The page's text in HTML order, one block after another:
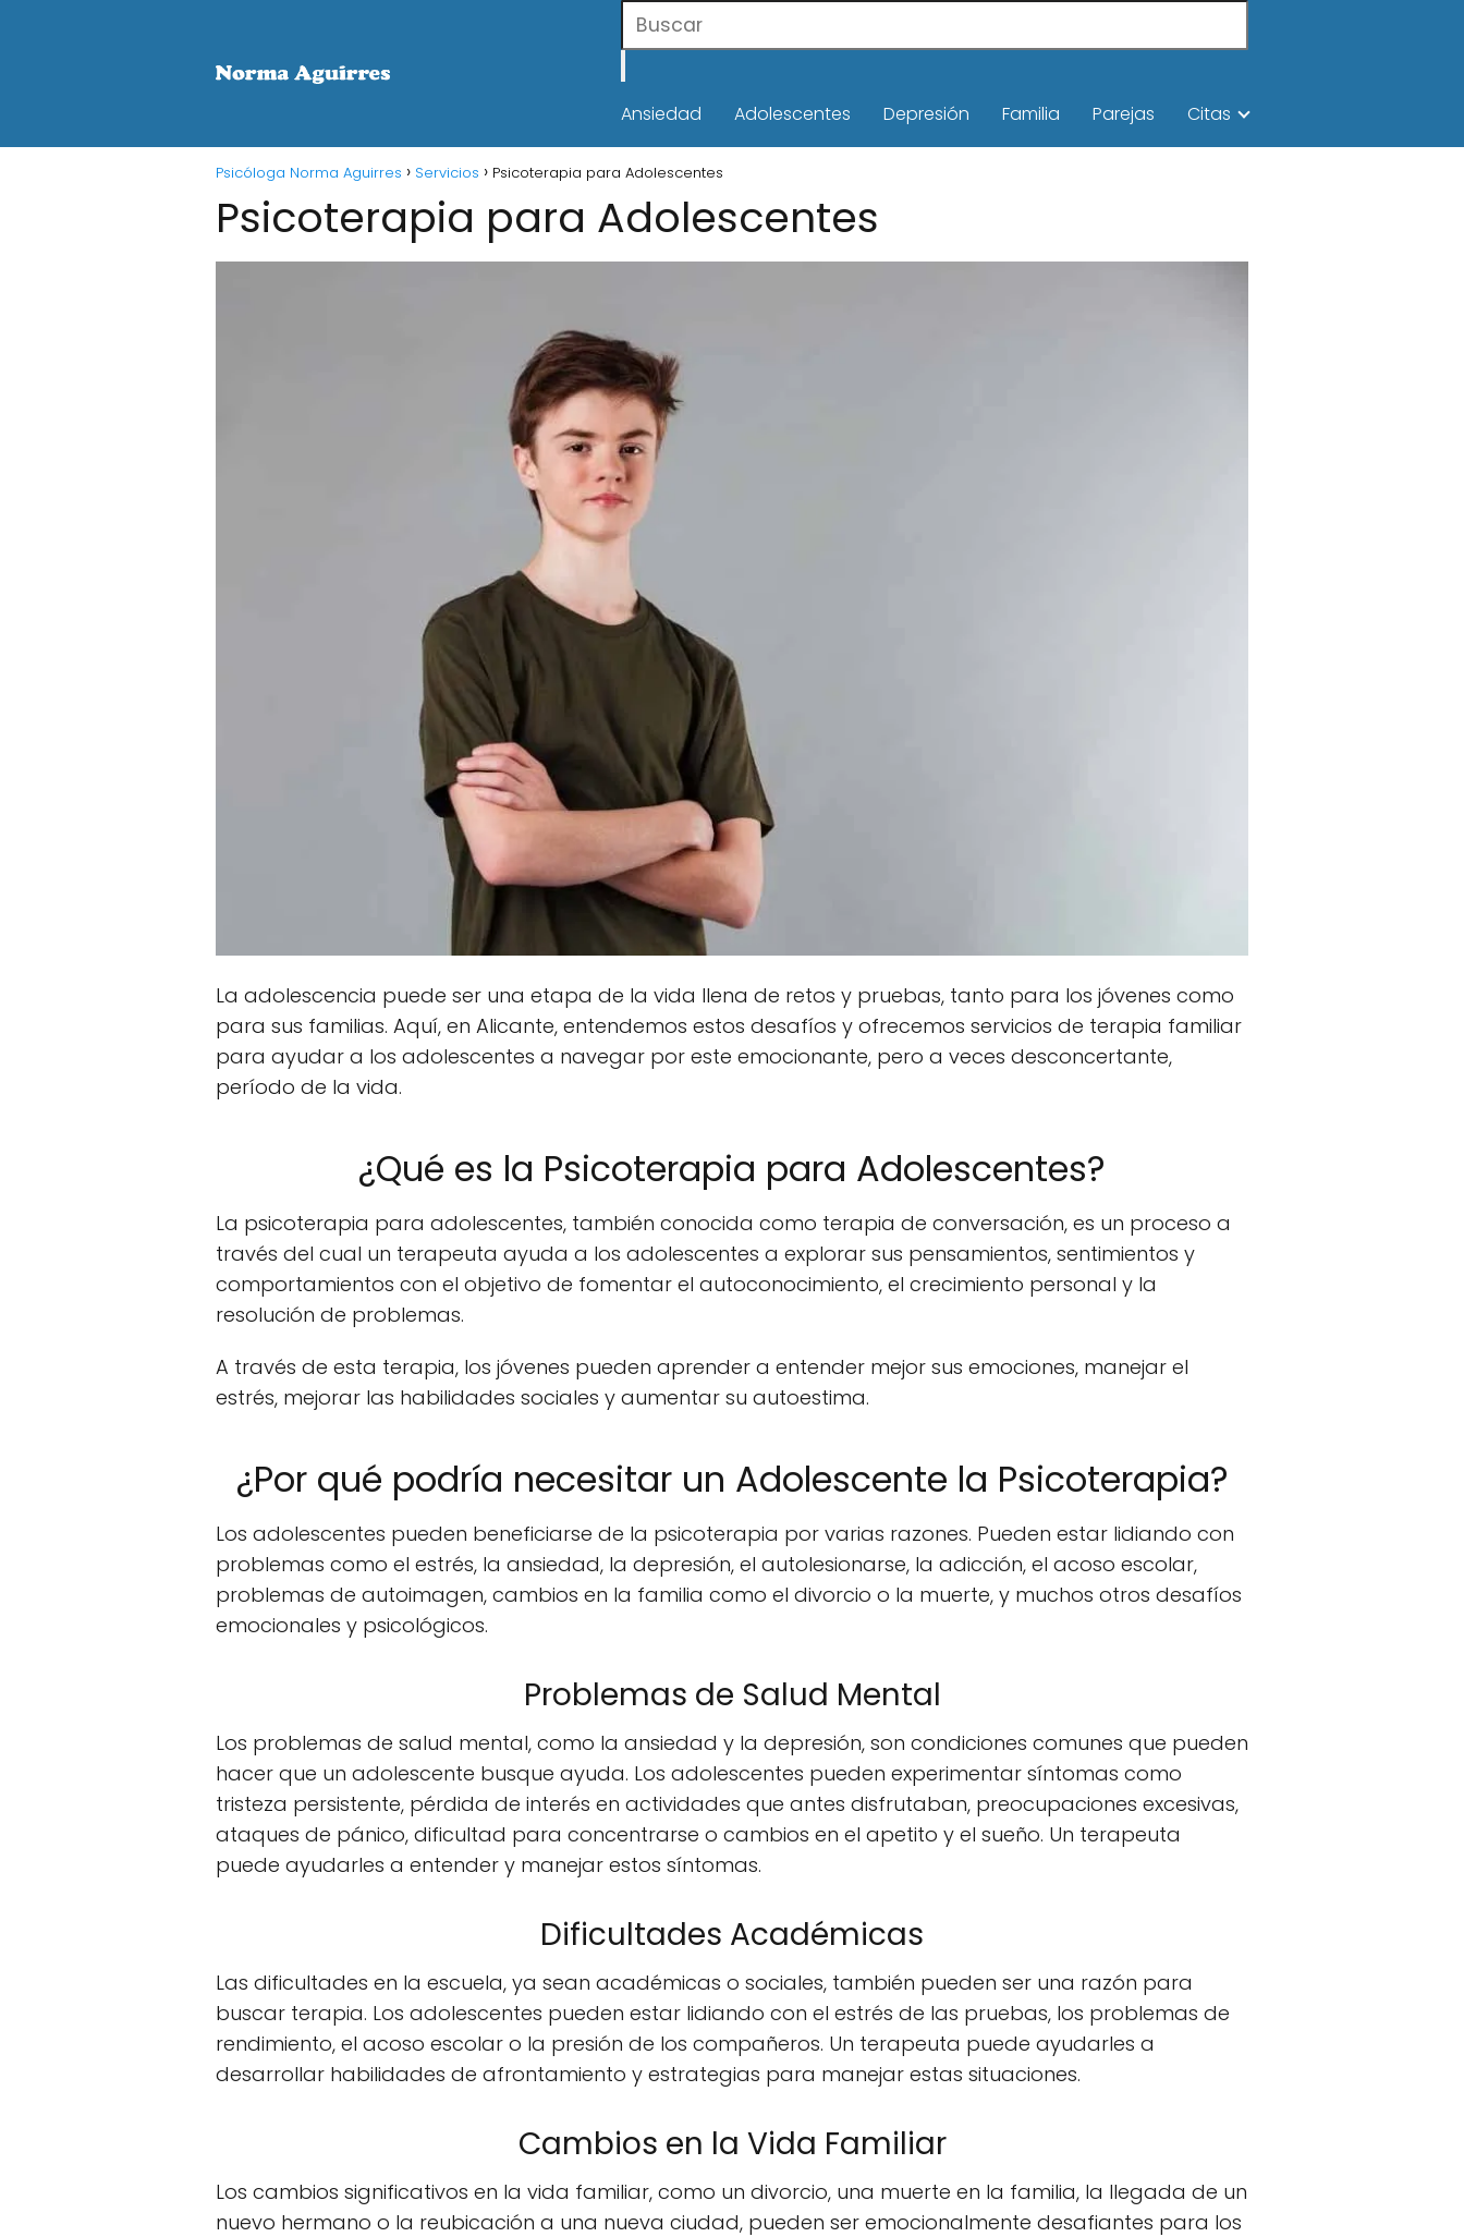
Ansiedad Adolescentes Depresión Familia Parejas Citas
Psicóloga Norma Aguirres Servicios Psicoterapia para Adolescentes
Psicoterapia para Adolescentes
La adolescencia puede ser una etapa de la vida llena de retos y pruebas, tanto para los jóvenes como
para sus familias. Aquí, en Alicante, entendemos estos desafíos y ofrecemos servicios de terapia familiar
para ayudar a los adolescentes a navegar por este emocionante, pero a veces desconcertante,
período de la vida.
¿Qué es la Psicoterapia para Adolescentes?
La psicoterapia para adolescentes, también conocida como terapia de conversación, es un proceso a
través del cual un terapeuta ayuda a los adolescentes a explorar sus pensamientos, sentimientos y
comportamientos con el objetivo de fomentar el autoconocimiento, el crecimiento personal y la
resolución de problemas.
A través de esta terapia, los jóvenes pueden aprender a entender mejor sus emociones, manejar el
estrés, mejorar las habilidades sociales y aumentar su autoestima.
¿Por qué podría necesitar un Adolescente la Psicoterapia?
Los adolescentes pueden beneficiarse de la psicoterapia por varias razones. Pueden estar lidiando con
problemas como el estrés, la ansiedad, la depresión, el autolesionarse, la adicción, el acoso escolar,
problemas de autoimagen, cambios en la familia como el divorcio o la muerte, y muchos otros desafíos
emocionales y psicológicos.
Problemas de Salud Mental
Los problemas de salud mental, como la ansiedad y la depresión, son condiciones comunes que pueden
hacer que un adolescente busque ayuda. Los adolescentes pueden experimentar síntomas como
tristeza persistente, pérdida de interés en actividades que antes disfrutaban, preocupaciones excesivas,
ataques de pánico, dificultad para concentrarse o cambios en el apetito y el sueño. Un terapeuta
puede ayudarles a entender y manejar estos síntomas.
Dificultades Académicas
Las dificultades en la escuela, ya sean académicas o sociales, también pueden ser una razón para
buscar terapia. Los adolescentes pueden estar lidiando con el estrés de las pruebas, los problemas de
rendimiento, el acoso escolar o la presión de los compañeros. Un terapeuta puede ayudarles a
desarrollar habilidades de afrontamiento y estrategias para manejar estas situaciones.
Cambios en la Vida Familiar
Los cambios significativos en la vida familiar, como un divorcio, una muerte en la familia, la llegada de un
nuevo hermano o la reubicación a una nueva ciudad, pueden ser emocionalmente desafiantes para los